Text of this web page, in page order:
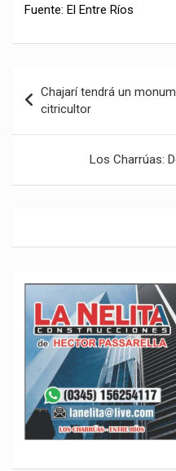
Fuente: El Entre Ríos
de
entradas
Chajarí tendrá un
citricultor
Los Charrúas: